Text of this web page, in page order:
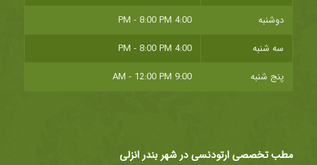
دوشنبه
4:00 PM - 8:00 PM
سه شنبه
4:00 PM - 8:00 PM
پنج شنبه
9:00 AM - 12:00 PM
مطب تخصصی ارتودنسی در شهر بندر انزلی